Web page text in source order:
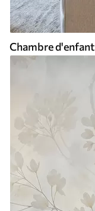
Chambre d'enfant